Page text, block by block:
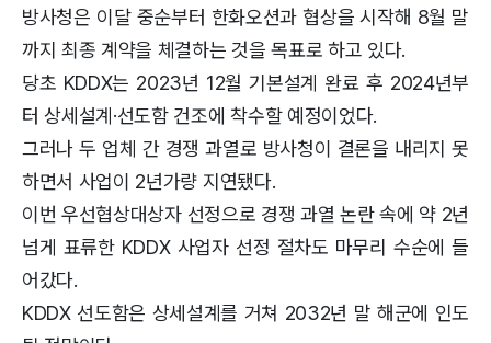
방사청은 이달 중순부터 한화오션과 협상을 시작해 8월 말
까지 최종 계약을 체결하는 것을 목표로 하고 있다.
당초 KDDX는 2023년 12월 기본설계 완료 후 2024년부
터 상세설계·선도함 건조에 착수할 예정이었다.
그러나 두 업체 간 경쟁 과열로 방사청이 결론을 내리지 못
하면서 사업이 2년가량 지연됐다.
이번 우선협상대상자 선정으로 경쟁 과열 논란 속에 약 2년
넘게 표류한 KDDX 사업자 선정 절차도 마무리 수순에 들
어갔다.
KDDX 선도함은 상세설계를 거쳐 2032년 말 해군에 인도